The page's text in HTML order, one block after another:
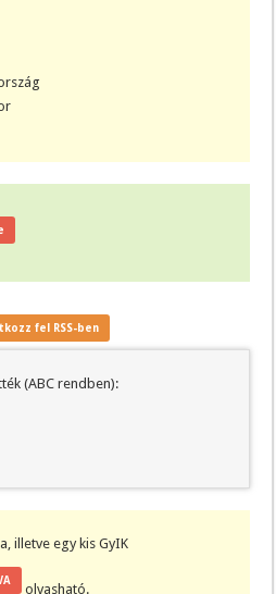
fel RSS-ben
(ABC rendben):
illetve egy kis GyIK
olvasható.